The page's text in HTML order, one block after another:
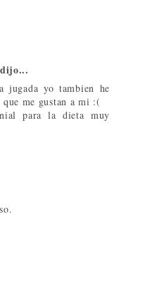
dijo...
jugada yo tambien he
me gustan a mi :(
para la dieta muy